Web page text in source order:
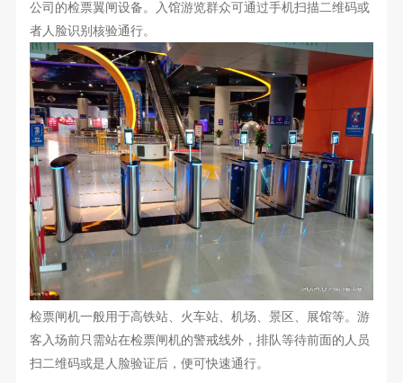
公司的检票翼闸设备。入馆游览群众可通过手机扫描二维码或
者人脸识别核验通行。
检票闸机一般用于高铁站、火车站、机场、景区、展馆等。游
客入场前只需站在检票闸机的警戒线外，排队等待前面的人员
扫二维码或是人脸验证后，便可快速通行。